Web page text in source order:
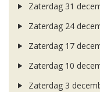
Zaterdag 31
Zaterdag 24
Zaterdag 17
Zaterdag 10
Zaterdag 3